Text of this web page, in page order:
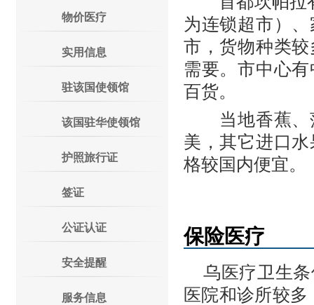
物价医疗
实用信息
驻该国使领馆
该国驻华使领馆
护照旅行证
签证
公证认证
安全提醒
服务信息
为连锁超市）
市，货物种类
需要。市中心
百货。
当地香蕉、菠
美，其它进口
格较国内便宜。
保险医疗
乌医疗卫生
医院和诊所较多